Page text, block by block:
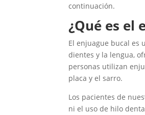
continuación.
¿Qué es el
El enjuague bucal es
dientes y la lengua,
personas utilizan
placa y el sarro.
Los pacientes de
ni el uso de hilo